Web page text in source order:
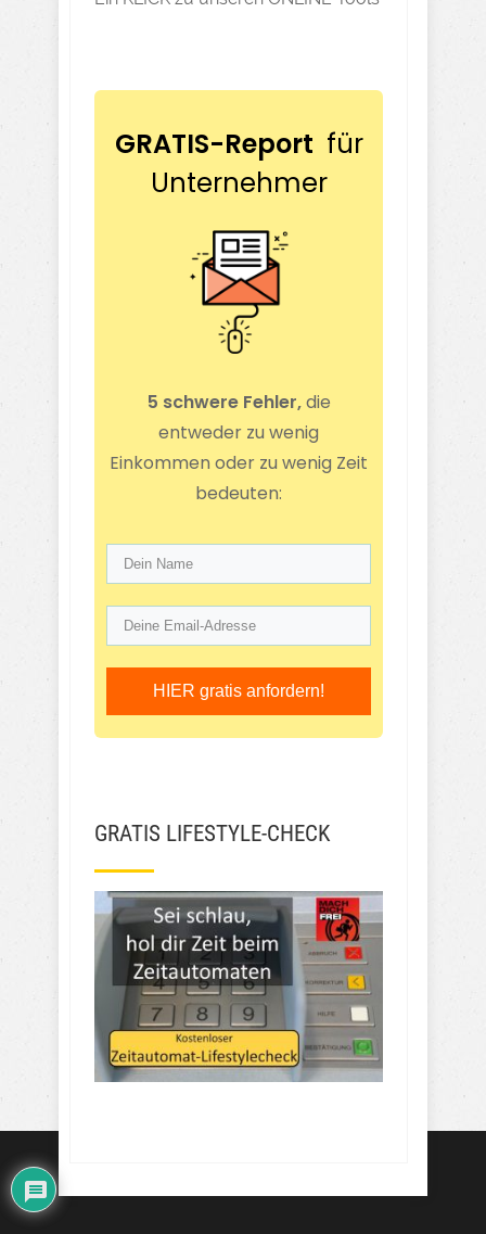
GRATIS-Report für
Unternehmer
5 schwere Fehler,die
entweder zu wenig
Einkommen oder zu wenig Zeit
bedeuten:
HIER gratis anfordern!
GRATIS LIFESTYLE-CHECK